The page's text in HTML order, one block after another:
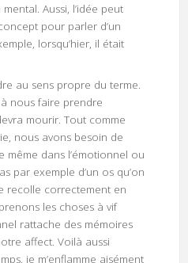
Aussi, l’idée peut
pour parler d’un
lorsqu’hier, il était
au sens propre du terme.
à nous faire prendre
mourir. Tout comme
nous avons besoin de
même dans l’émotionnel ou
par exemple d’un os qu’on
recolle correctement en
les choses à vif
rattache des mémoires
affect. Voilà aussi
je m’enflamme aisément